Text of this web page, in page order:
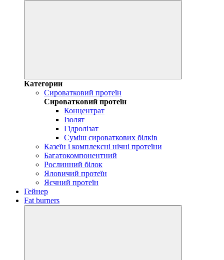
Категории
Сироватковий протеїн
Сироватковий протеїн
Концентрат
Ізолят
Гідролізат
Суміш сироваткових білків
Казеїн і комплексні нічні протеїни
Багатокомпонентний
Рослинний білок
Яловичий протеїн
Яєчний протеїн
Гейнер
Fat burners